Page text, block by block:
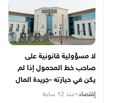
لا مسؤولية قانونية على
صاحب خط المحمول إذا لم
يكن في حيازته -جريدة المال
إقتصاد•منذ 12 ساعة